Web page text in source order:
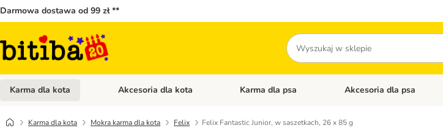
Darmowa dostawa od 99 zł **
Szukaj
Karma dla kota Otwórz menu kategorii: Karma dla kota
Akcesoria dla kota Otwórz menu kategorii: Akcesoria dla kota
Karma dla psa Otwórz menu kategorii:
Akcesoria dla psa
Karma dla kota Mokra karma dla kota Felix Felix Fantastic Junior, w saszetkach, 26 x 85 g